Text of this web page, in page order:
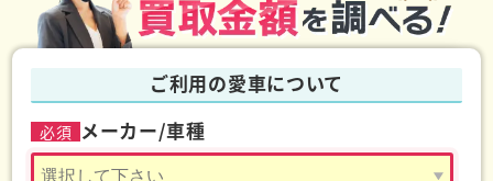
ご利用の愛車について
必須 メーカー/車種